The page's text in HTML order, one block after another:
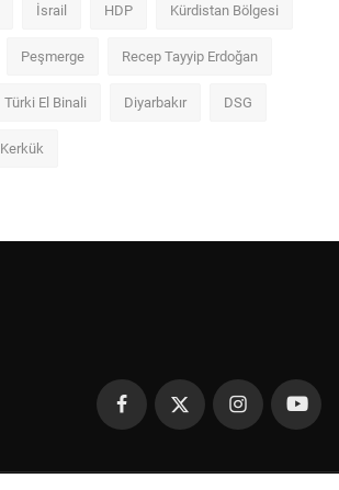
İsrail HDP Kürdistan Bölgesi
Peşmerge Recep Tayyip Erdoğan
Türki El Binali Diyarbakır DSG
Kerkük